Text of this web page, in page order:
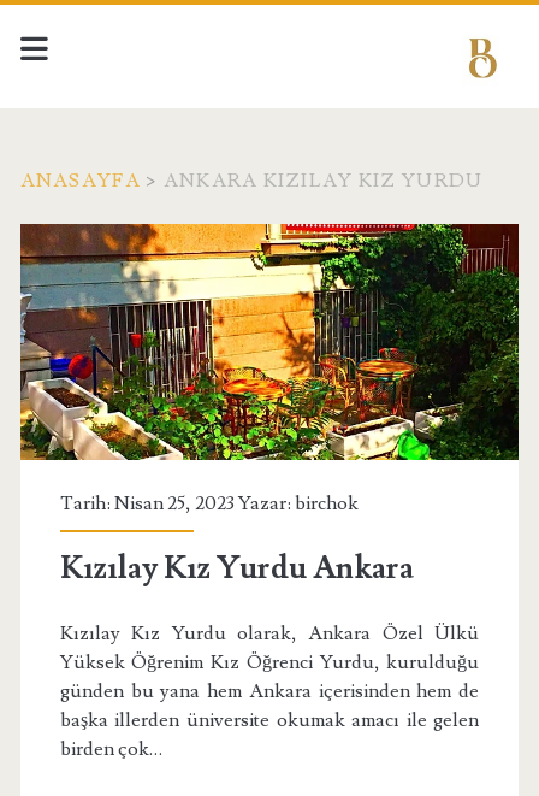
ANASAYFA > ANKARA KIZILAY KIZ YURDU
Etiket:
<span>Ankara
Kızılay
Kız
Yurdu</span>
Tarih: Nisan 25, 2023 Yazar: birchok
Kızılay Kız Yurdu Ankara
Kızılay Kız Yurdu olarak, Ankara Özel Ülkü
Yüksek Öğrenim Kız Öğrenci Yurdu, kurulduğu
günden bu yana hem Ankara içerisinden hem de
başka illerden üniversite okumak amacı ile gelen
birden çok…